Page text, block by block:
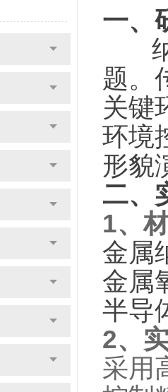
一、
纳
题。
关键
环境
形貌
二、
1、
金属
金属
半导
2、
采用